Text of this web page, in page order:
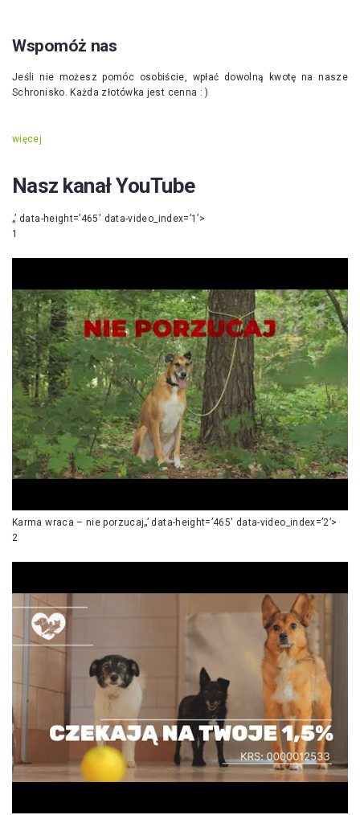
Wspomóż nas
Jeśli nie możesz pomóc osobiście, wpłać dowolną kwotę na nasze
Schronisko. Każda złotówka jest cenna : )
więcej
Nasz kanał YouTube
„’ data-height=’465′ data-video_index=’1’>
1
Karma wraca – nie porzucaj„’ data-height=’465′ data-video_index=’2’>
2